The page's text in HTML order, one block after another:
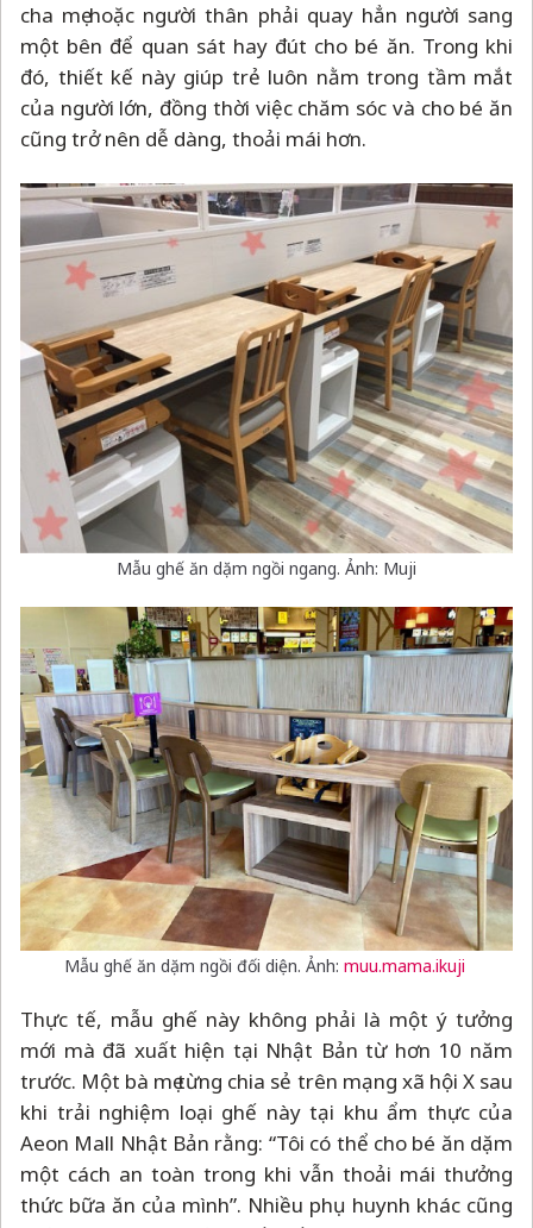
cha mẹ hoặc người thân phải quay hẳn người sang
một bên để quan sát hay đút cho bé ăn. Trong khi
đó, thiết kế này giúp trẻ luôn nằm trong tầm mắt
của người lớn, đồng thời việc chăm sóc và cho bé ăn
cũng trở nên dễ dàng, thoải mái hơn.
Mẫu ghế ăn dặm ngồi ngang. Ảnh: Muji
Mẫu ghế ăn dặm ngồi đối diện. Ảnh: muu.mama.ikuji
Thực tế, mẫu ghế này không phải là một ý tưởng
mới mà đã xuất hiện tại Nhật Bản từ hơn 10 năm
trước. Một bà mẹ từng chia sẻ trên mạng xã hội X sau
khi trải nghiệm loại ghế này tại khu ẩm thực của
Aeon Mall Nhật Bản rằng: “Tôi có thể cho bé ăn dặm
một cách an toàn trong khi vẫn thoải mái thưởng
thức bữa ăn của mình”. Nhiều phụ huynh khác cũng